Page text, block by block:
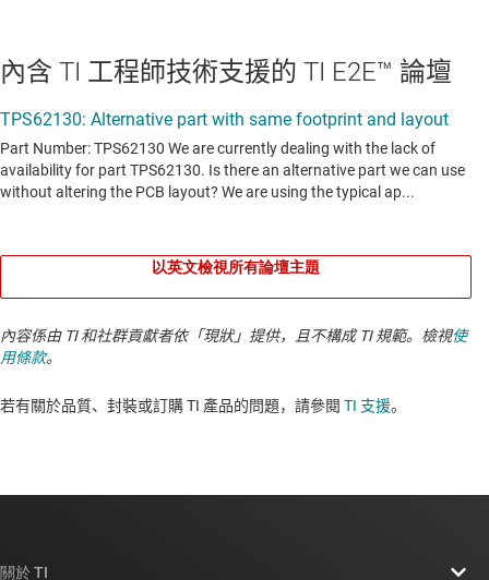
內含 TI 工程師技術支援的 TI E2E™ 論壇
以英文檢視所有論壇主題
內容係由 TI 和社群貢獻者依「現狀」提供，且不構成 TI 規範。檢視使
用條款。
若有關於品質、封裝或訂購 TI 產品的問題，請參閱 TI 支援。​​​​​​​​​​​​​​
關於 TI